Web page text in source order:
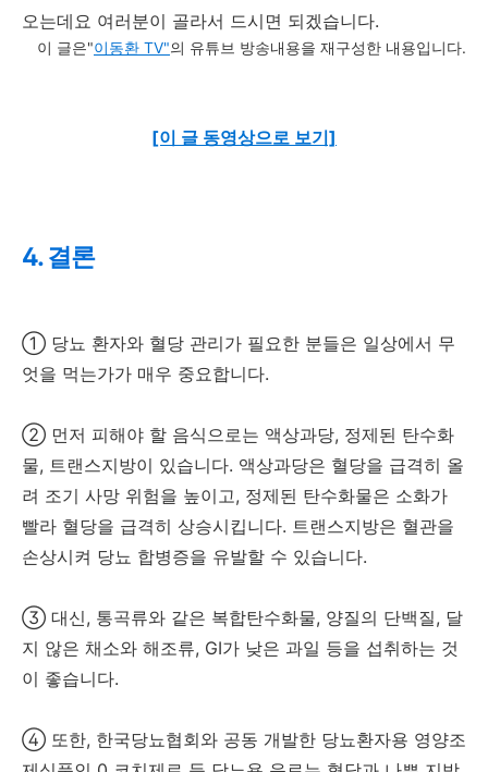
오는데요 여러분이 골라서 드시면 되겠습니다.
이 글은"이동환 TV"의 유튜브 방송내용을 재구성한 내용입니다.
[이 글 동영상으로 보기]
4. 결론
① 당뇨 환자와 혈당 관리가 필요한 분들은 일상에서 무
엇을 먹는가가 매우 중요합니다.
② 먼저 피해야 할 음식으로는 액상과당, 정제된 탄수화
물, 트랜스지방이 있습니다. 액상과당은 혈당을 급격히 올
려 조기 사망 위험을 높이고, 정제된 탄수화물은 소화가
빨라 혈당을 급격히 상승시킵니다. 트랜스지방은 혈관을
손상시켜 당뇨 합병증을 유발할 수 있습니다.
③ 대신, 통곡류와 같은 복합탄수화물, 양질의 단백질, 달
지 않은 채소와 해조류, GI가 낮은 과일 등을 섭취하는 것
이 좋습니다.
④ 또한, 한국당뇨협회와 공동 개발한 당뇨환자용 영양조